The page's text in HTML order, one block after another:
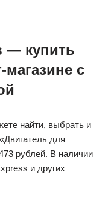
— купить
магазине с
найти, выбрать и
для
рублей. В наличии
и других